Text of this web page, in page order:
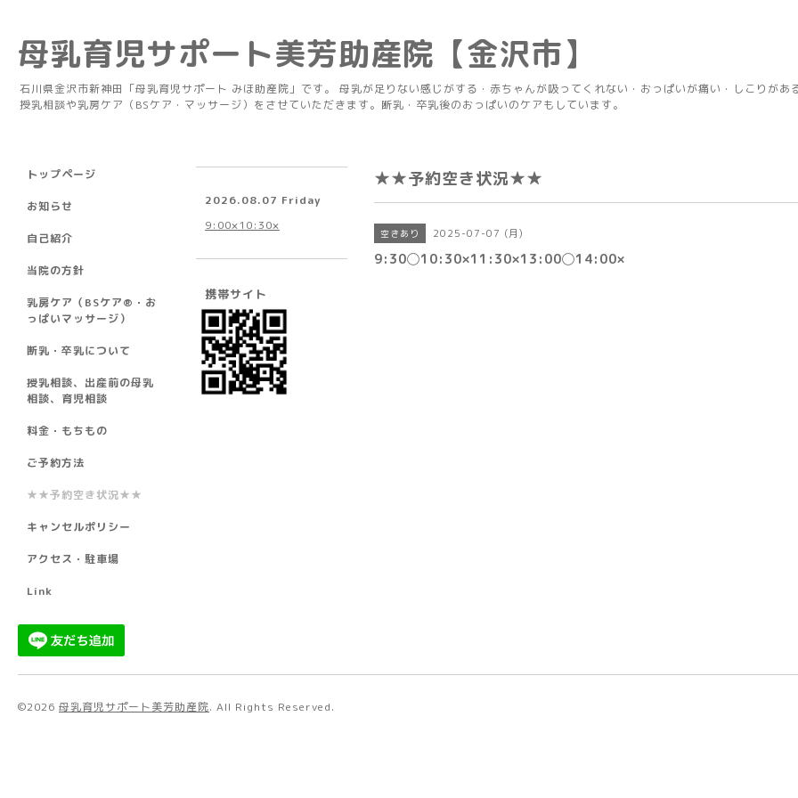
母乳育児サポート美芳助産院【金沢市】
石川県金沢市新神田「母乳育児サポート みほ助産院」です。 母乳が足りない感じがする・赤ちゃんが吸ってくれない・おっぱいが痛い・しこりがあ
授乳相談や乳房ケア（BSケア・マッサージ）をさせていただきます。断乳・卒乳後のおっぱいのケアもしています。
★★予約空き状況★★
空きあり 2025-07-07 (月)
9:30◯10:30×11:30×13:00◯14:00×
トップページ
お知らせ
自己紹介
当院の方針
乳房ケア（BSケア®︎・お
っぱいマッサージ）
断乳・卒乳について
授乳相談、出産前の母乳
相談、育児相談
料金・もちもの
ご予約方法
★★予約空き状況★★
キャンセルポリシー
アクセス・駐車場
Link
2026.08.07 Friday
9:00×10:30×
携帯サイト
©2026 母乳育児サポート美芳助産院. All Rights Reserved.